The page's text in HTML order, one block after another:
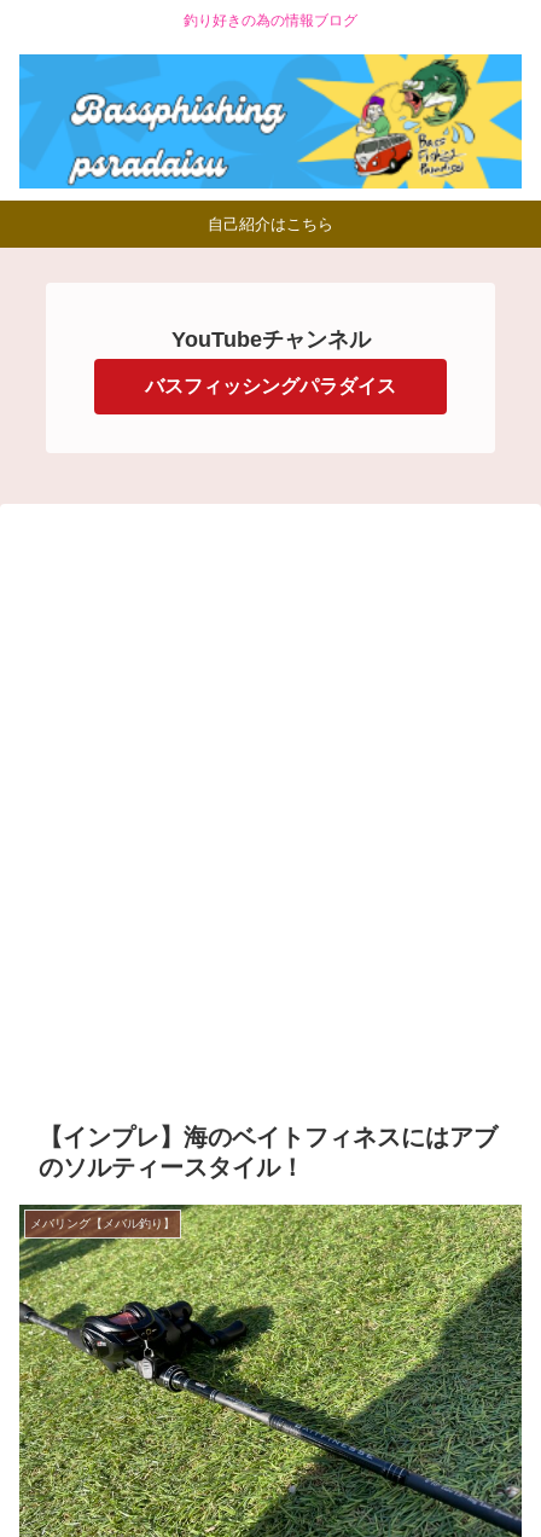
釣り好きの為の情報ブログ
自己紹介はこちら
YouTubeチャンネル
バスフィッシングパラダイス
【インプレ】海のベイトフィネスにはアブ
のソルティースタイル！
メバリング【メバル釣り】